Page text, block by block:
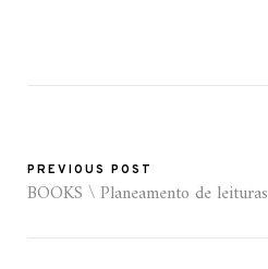
PREVIOUS POST
BOOKS \ Planeamento de leituras